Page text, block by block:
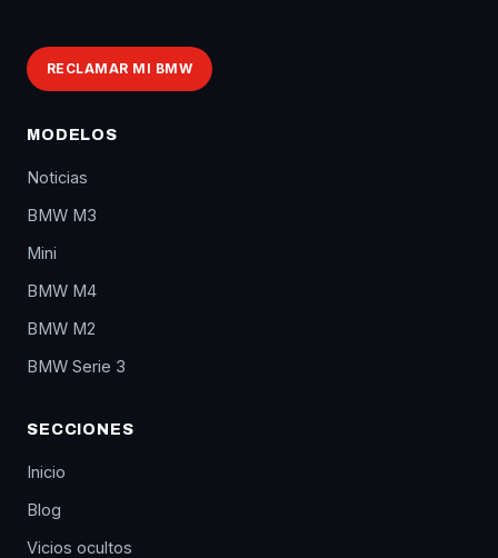
RECLAMAR MI BMW
MODELOS
Noticias
BMW M3
Mini
BMW M4
BMW M2
BMW Serie 3
SECCIONES
Inicio
Blog
Vicios ocultos